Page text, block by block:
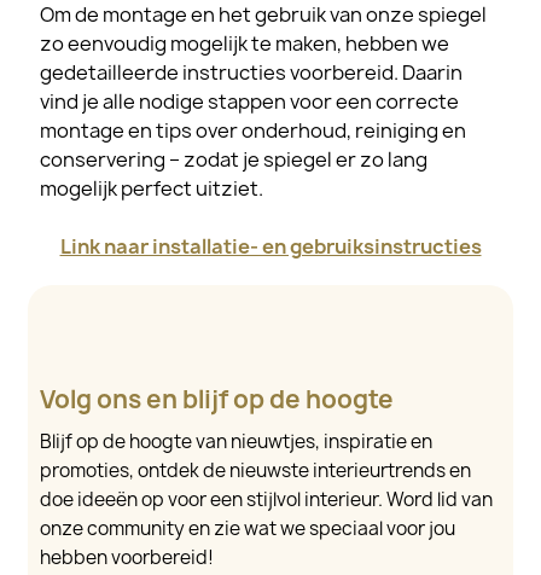
Om de montage en het gebruik van onze spiegel
zo eenvoudig mogelijk te maken, hebben we
gedetailleerde instructies voorbereid. Daarin
vind je alle nodige stappen voor een correcte
montage en tips over onderhoud, reiniging en
conservering – zodat je spiegel er zo lang
mogelijk perfect uitziet.
Link naar installatie- en gebruiksinstructies
Volg ons en blijf op de hoogte
Blijf op de hoogte van nieuwtjes, inspiratie en
promoties, ontdek de nieuwste interieurtrends en
doe ideeën op voor een stijlvol interieur. Word lid van
onze community en zie wat we speciaal voor jou
hebben voorbereid!